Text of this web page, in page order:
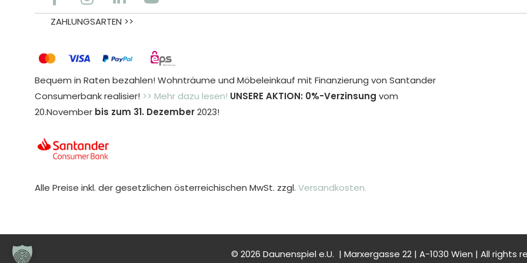
ZAHLUNGSARTEN >>
Bequem in Raten bezahlen! Wohnträume und Möbeleinkauf mit Finanzierung von Santander
Consumerbank realisier! >> Mehr dazu lesen! UNSERE AKTION: 0%-Verzinsung vom
20.November bis zum 31. Dezember2023!
Alle Preise inkl. der gesetzlichen österreichischen MwSt. zzgl. Versandkosten.
© 2026 Daunenspiel e.U. | Marxergasse 22 | A-1030 Wien | All rights